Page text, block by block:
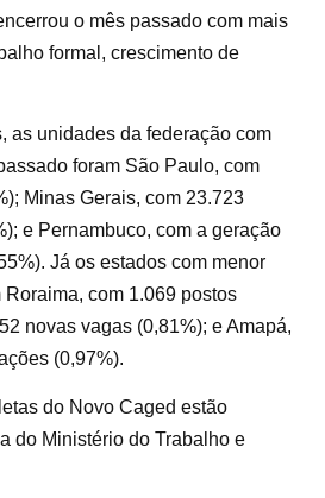
o mês passado com mais
formal, crescimento de
as unidades da federação com
foram São Paulo, com
Minas Gerais, com 23.723
e Pernambuco, com a geração
Já os estados com menor
com 1.069 postos
novas vagas (0,81%); e Amapá,
(0,97%).
do Novo Caged estão
do Ministério do Trabalho e